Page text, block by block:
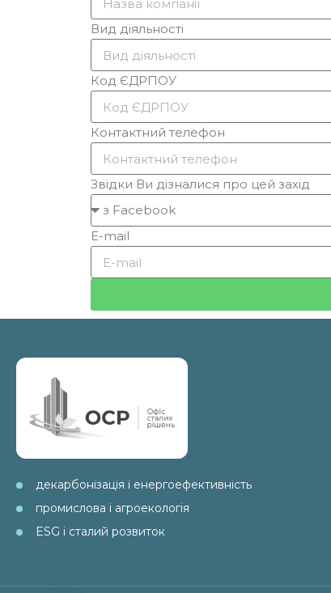
Вид діяльності
Код ЄДРПОУ
Контактний телефон
Звідки Ви дізналися про цей захід
E-mail
декарбонізація і енергоефективність
промислова і агроекологія
ESG і сталий розвиток